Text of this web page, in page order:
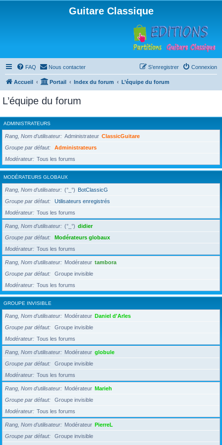
Guitare Classique
FAQ Nous contacter Connexion
S’enregistrer
Accueil Portail Index du forum L’équipe du forum
L’équipe du forum
ADMINISTRATEURS
Rang, Nom d’utilisateur Administrateur ClassicGuitare
Groupe par défaut
Administrateurs
Modérateur
Tous les forums
MODÉRATEURS GLOBAUX
Rang, Nom d’utilisateur (°_°) BotClassicG
Groupe par défaut
Utilisateurs enregistrés
Modérateur
Tous les forums
Rang, Nom d’utilisateur (°_°) didier
Groupe par défaut
Modérateurs globaux
Modérateur
Tous les forums
Rang, Nom d’utilisateur Modérateur tambora
Groupe par défaut
Groupe invisible
Modérateur
Tous les forums
GROUPE INVISIBLE
Rang, Nom d’utilisateur Modérateur Daniel d'Arles
Groupe par défaut
Groupe invisible
Modérateur
Tous les forums
Rang, Nom d’utilisateur Modérateur globule
Groupe par défaut
Groupe invisible
Modérateur
Tous les forums
Rang, Nom d’utilisateur Modérateur Marieh
Groupe par défaut
Groupe invisible
Modérateur
Tous les forums
Rang, Nom d’utilisateur Modérateur PierreL
Groupe par défaut
Groupe invisible